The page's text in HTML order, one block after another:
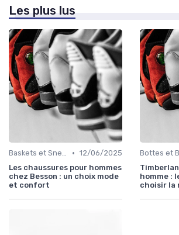
Les plus lus
Baskets et Sneakers • 12/06/2025
Les chaussures pour hommes
chez Besson : un choix mode
et confort
homme :
choisir la